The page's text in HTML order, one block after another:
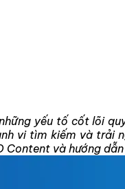
yếu tố cốt lõi
vi tìm kiếm và trải
Content và hướng